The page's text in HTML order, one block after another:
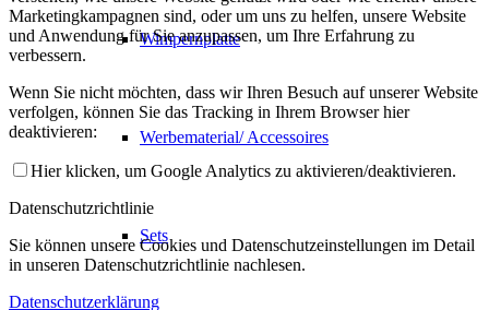
Wimpernplatte
Werbematerial/ Accessoires
Sets
Marketingkampagnen sind, oder um uns zu helfen, unsere Website
und Anwendung für Sie anzupassen, um Ihre Erfahrung zu
verbessern.
Wenn Sie nicht möchten, dass wir Ihren Besuch auf unserer Website
verfolgen, können Sie das Tracking in Ihrem Browser hier
deaktivieren:
Hier klicken, um Google Analytics zu aktivieren/deaktivieren.
Datenschutzrichtlinie
Sie können unsere Cookies und Datenschutzeinstellungen im Detail
in unseren Datenschutzrichtlinie nachlesen.
Datenschutzerklärung